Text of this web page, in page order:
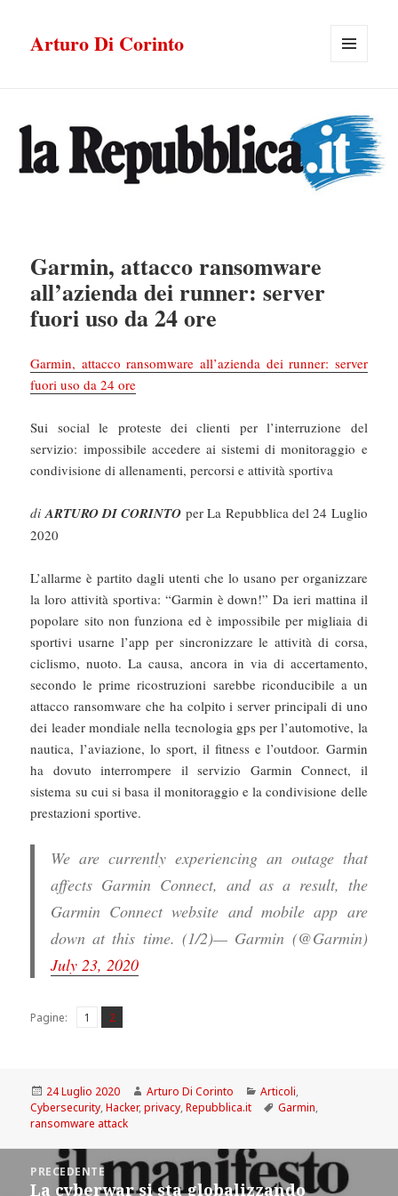
Arturo Di Corinto
Garmin, attacco ransomware
all’azienda dei runner: server
fuori uso da 24 ore
Garmin, attacco ransomware all’azienda dei runner: server
fuori uso da 24 ore
Sui social le proteste dei clienti per l’interruzione del
servizio: impossibile accedere ai sistemi di monitoraggio e
condivisione di allenamenti, percorsi e attività sportiva
di ARTURO DI CORINTO per La Repubblica del 24 Luglio
2020
L’allarme è partito dagli utenti che lo usano per organizzare
la loro attività sportiva: “Garmin è down!” Da ieri mattina il
popolare sito non funziona ed è impossibile per migliaia di
sportivi usarne l’app per sincronizzare le attività di corsa,
ciclismo, nuoto. La causa, ancora in via di accertamento,
secondo le prime ricostruzioni sarebbe riconducibile a un
attacco ransomware che ha colpito i server principali di uno
dei leader mondiale nella tecnologia gps per l’automotive, la
nautica, l’aviazione, lo sport, il fitness e l’outdoor. Garmin
ha dovuto interrompere il servizio Garmin Connect, il
sistema su cui si basa il monitoraggio e la condivisione delle
prestazioni sportive.
We are currently experiencing an outage that
affects Garmin Connect, and as a result, the
Garmin Connect website and mobile app are
down at this time. (1/2)— Garmin (@Garmin)
July 23, 2020
Pagine: Pagina
1 ,
Pagina
2
Scritto
il
24 Luglio 2020 Autore
Arturo Di Corinto Categorie
Articoli,
Cybersecurity,Hacker,privacy,Repubblica.it Tag
Garmin,
ransomware attack
Navigazione
articoliPRECEDENTE
Articolo
La cyberwar si sta globalizzando